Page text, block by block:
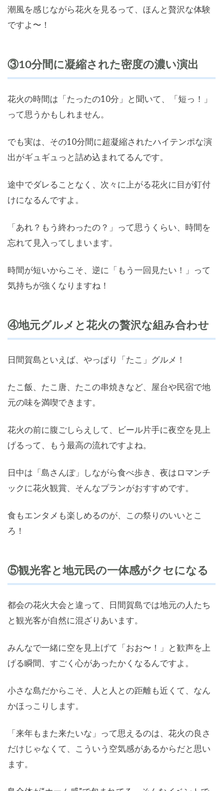
潮風を感じながら花火を見るって、ほんと贅沢な体験
ですよ〜！
③10分間に凝縮された密度の濃い演出
花火の時間は「たったの10分」と聞いて、「短っ！」
って思うかもしれません。
でも実は、その10分間に超凝縮されたハイテンポな演
出がギュギュっと詰め込まれてるんです。
途中でダレることなく、次々に上がる花火に目が釘付
けになるんですよ。
「あれ？もう終わったの？」って思うくらい、時間を
忘れて見入ってしまいます。
時間が短いからこそ、逆に「もう一回見たい！」って
気持ちが強くなりますね！
④地元グルメと花火の贅沢な組み合わせ
日間賀島といえば、やっぱり「たこ」グルメ！
たこ飯、たこ唐、たこの串焼きなど、屋台や民宿で地
元の味を満喫できます。
花火の前に腹ごしらえして、ビール片手に夜空を見上
げるって、もう最高の流れですよね。
日中は「島さんぽ」しながら食べ歩き、夜はロマンチ
ックに花火観賞、そんなプランがおすすめです。
食もエンタメも楽しめるのが、この祭りのいいとこ
ろ！
⑤観光客と地元民の一体感がクセになる
都会の花火大会と違って、日間賀島では地元の人たち
と観光客が自然に混ざりあいます。
みんなで一緒に空を見上げて「おお〜！」と歓声を上
げる瞬間、すごく心があったかくなるんですよ。
小さな島だからこそ、人と人との距離も近くて、なん
かほっこりします。
「来年もまた来たいな」って思えるのは、花火の良さ
だけじゃなくて、こういう空気感があるからだと思い
ます。